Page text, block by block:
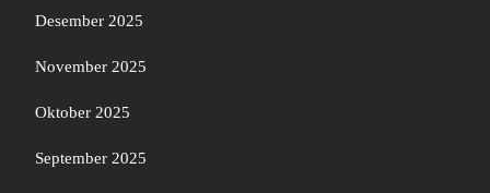
Desember 2025
November 2025
Oktober 2025
September 2025